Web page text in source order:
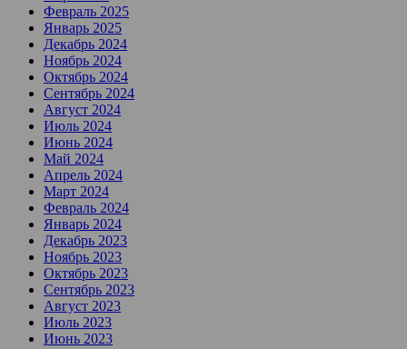
Февраль 2025
Январь 2025
Декабрь 2024
Ноябрь 2024
Октябрь 2024
Сентябрь 2024
Август 2024
Июль 2024
Июнь 2024
Май 2024
Апрель 2024
Март 2024
Февраль 2024
Январь 2024
Декабрь 2023
Ноябрь 2023
Октябрь 2023
Сентябрь 2023
Август 2023
Июль 2023
Июнь 2023